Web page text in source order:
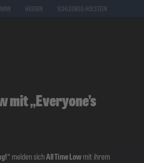
NRW HESSEN SCHLESWIG-HOLSTEIN
mit „Everyone’s
melden sichAll Time Lowmit ihrem